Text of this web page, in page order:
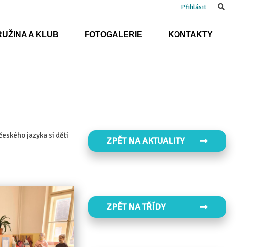
Přihlásit
A KLUB FOTOGALERIE KONTAKTY
jazyka si děti
ZPĚT NA AKTUALITY
ZPĚT NA TŘÍDY